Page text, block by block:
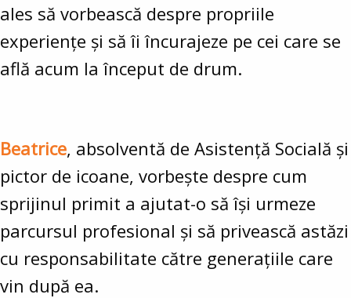
ales să vorbească despre propriile
experiențe și să îi încurajeze pe cei care se
află acum la început de drum.
Beatrice, absolventă de Asistență Socială și
pictor de icoane, vorbește despre cum
sprijinul primit a ajutat-o să își urmeze
parcursul profesional și să privească astăzi
cu responsabilitate către generațiile care
vin după ea.